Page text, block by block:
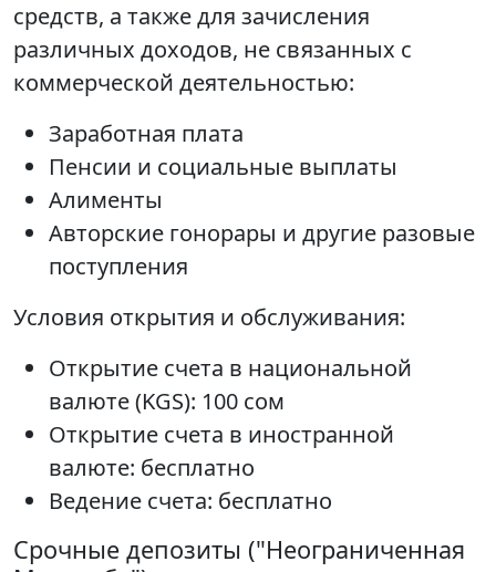
средств, а также для зачисления
различных доходов, не связанных с
коммерческой деятельностью:
Заработная плата
Пенсии и социальные выплаты
Алименты
Авторские гонорары и другие разовые
поступления
Условия открытия и обслуживания:
Открытие счета в национальной
валюте (KGS): 100 сом
Открытие счета в иностранной
валюте: бесплатно
Ведение счета: бесплатно
Срочные депозиты ("Неограниченная